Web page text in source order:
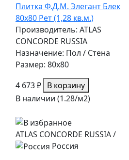
Плитка Ф.Д.М. Элегант Блек
80х80 Рет (1,28 кв.м.)
Производитель: ATLAS
CONCORDE RUSSIA
Назначение: Пол / Стена
Размер: 80x80
4 673 ₽ В корзину
В наличии (1.28/м2)
ATLAS CONCORDE RUSSIA/
Россия